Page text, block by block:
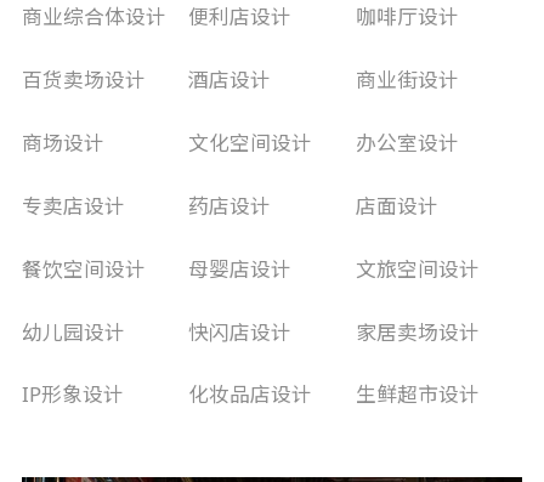
商业综合体设计 便利店设计 咖啡厅设计
百货卖场设计 酒店设计 商业街设计
商场设计 文化空间设计 办公室设计
专卖店设计 药店设计 店面设计
餐饮空间设计 母婴店设计 文旅空间设计
幼儿园设计 快闪店设计 家居卖场设计
IP形象设计 化妆品店设计 生鲜超市设计